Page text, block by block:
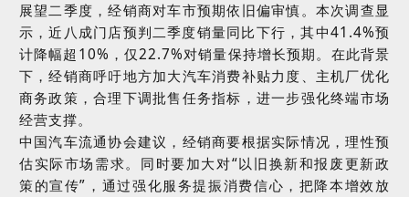
展望二季度，经销商对车市预期依旧偏审慎。本次调查显
示，近八成门店预判二季度销量同比下行，其中41.4%预
计降幅超 10% ，仅22.7%对销量保持增长预期。在此背景
下，经销商呼吁地方加大汽车消费补贴力度、主机厂优化
商务政策，合理下调批售任务指标，进一步强化终端市场
经营支撑。
中国汽车流通协会建议，经销商要根据实际情况，理性预
估实际市场需求。同时要加大对“以旧换新和报废更新政
策的宣传”，通过强化服务提振消费信心，把降本增效放